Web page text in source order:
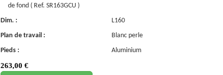
de fond ( Ref. SR163GCU )
Dim. :
L160
Plan de travail :
Blanc perle
Pieds :
Aluminium
263,00 €